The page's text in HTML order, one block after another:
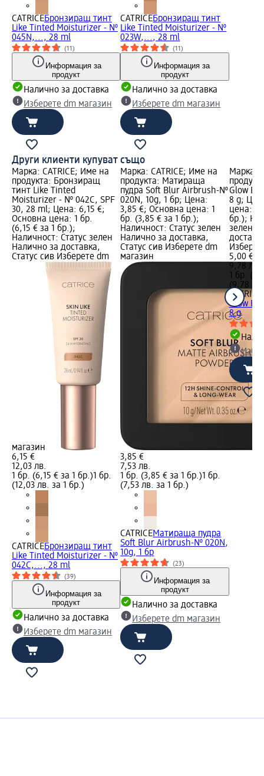
CATRICEБронзиращ тинт
Like Tinted Moisturizer - №
045N,..., 28 ml
(11)
Информация за
продукт
Налично за доставка
Изберете dm магазин
CATRICEБронзиращ тинт
Like Tinted Moisturizer - №
023W,..., 28 ml
(11)
Информация за
продукт
Налично за доставка
Изберете dm магазин
Други клиенти купуват също
Марка: CATRICE; Име на
продукта: Бронзиращ
тинт Like Tinted
Moisturizer - № 042C, SPF
30, 28 ml; Цена: 6,15 €;
Основна цена: 1 бр.
(6,15 € за 1 бр.);
Наличност: Статус зелен
Налично за доставка,
Статус сив Изберете dm
магазин
6,15 €
12,03 лв.
1 бр. (6,15 € за 1 бр.)1 бр.
(12,03 лв. за 1 бр.)
CATRICEБронзиращ тинт
Like Tinted Moisturizer - №
042C,..., 28 ml
(39)
Информация за
продукт
Налично за доставка
Изберете dm магазин
Марка: CATRICE; Име на
продукта: Матираща
пудра Soft Blur Airbrush-№
020N, 10g, 1 бр; Цена:
3,85 €; Основна цена: 1
бр. (3,85 € за 1 бр.);
Наличност: Статус зелен
Налично за доставка,
Статус сив Изберете dm
магазин
3,85 €
7,53 лв.
1 бр. (3,85 € за 1 бр.)1 бр.
(7,53 лв. за 1 бр.)
CATRICEМатираща пудра
Soft Blur Airbrush-№ 020N,
10g, 1 бр
(23)
Информация за
продукт
Налично за доставка
Изберете dm магазин
Марка:
Glow
8 g;
цена: 1
бр.);
зелен
5,00 €
9,78 лв.
1 бр.
(9,78
CATRICE
Glow
8 g